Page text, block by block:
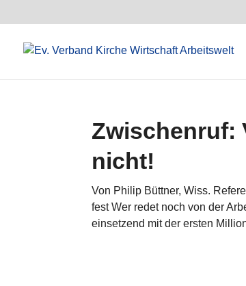
Zwischenruf:
nicht!
Von Philip Büttner, Wiss.
fest Wer redet noch von der
einsetzend mit der ersten